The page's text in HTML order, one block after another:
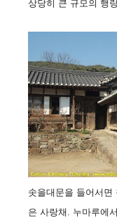
상당히 큰 규모의 행
솟을대문을 들어서
은 사랑채. 누마루에